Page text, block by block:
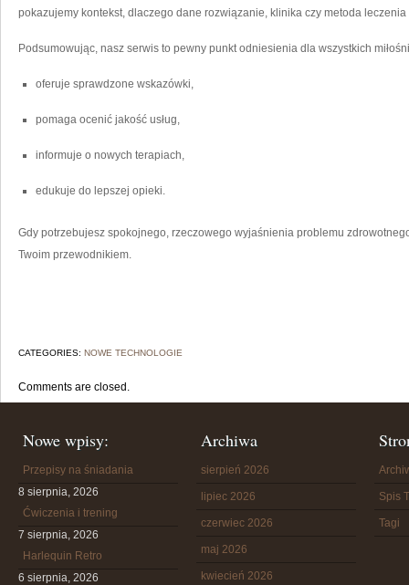
pokazujemy kontekst, dlaczego dane rozwiązanie, klinika czy metoda
Podsumowując, nasz serwis to pewny punkt odniesienia dla wszystkich
oferuje sprawdzone wskazówki,
pomaga ocenić jakość usług,
informuje o nowych terapiach,
edukuje do lepszej opieki.
Gdy potrzebujesz spokojnego, rzeczowego wyjaśnienia problemu
Twoim przewodnikiem.
CATEGORIES: NOWE TECHNOLOGIE
Comments are closed.
Nowe wpisy:
Przepisy na śniadania
8 sierpnia, 2026
Ćwiczenia i trening
7 sierpnia, 2026
Harlequin Retro
6 sierpnia, 2026
Archiwa
sierpień 2026
lipiec 2026
czerwiec 2026
maj 2026
kwiecień 2026
Spis
Tagi